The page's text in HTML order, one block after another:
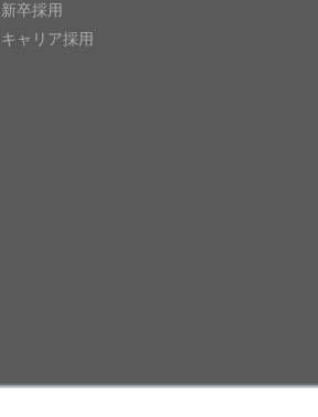
新卒採用
キャリア採用